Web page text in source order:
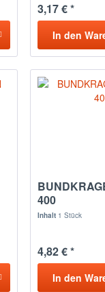
3,17 € *
In den
400
Inhalt 1 Stück
4,82 € *
In den